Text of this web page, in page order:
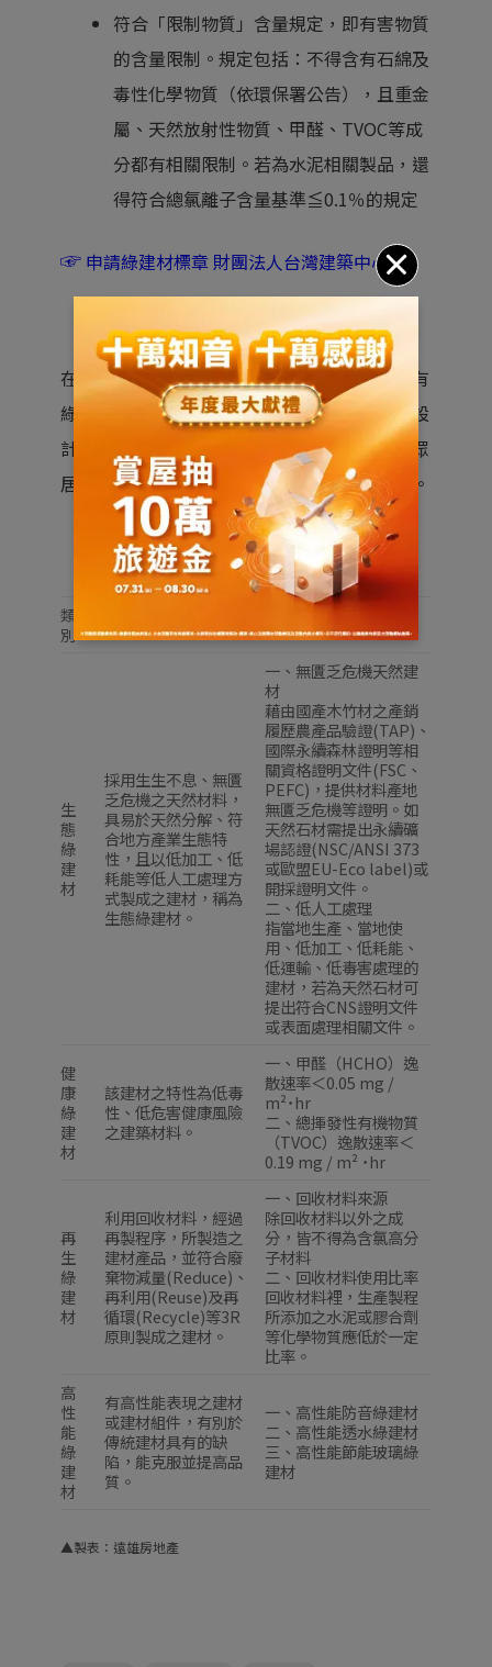
符合「限制物質」含量規定，即有害物質
的含量限制。規定包括：不得含有石綿及
毒性化學物質（依環保署公告），且重金
屬、天然放射性物質、甲醛、TVOC等成
分都有相關限制。若為水泥相關製品，還
得符合總氯離子含量基準≦0.1％的規定
☞ 申請綠建材標章 財團法人台灣建築中心
在內政部建築研究所帶動下，目前已有許多擁有
綠建材標章的產品可供消費大眾選擇，從房屋設
計、裝潢、施工初期就挑選合適建材，期望大眾
居家長保健康，也降低對地球生態環境的衝擊。
類
別
生
態
綠
建
材
採用生生不息、無匱
乏危機之天然材料，
具易於天然分解、符
合地方產業生態特
性，且以低加工、低
耗能等低人工處理方
式製成之建材，稱為
生態綠建材。
一、無匱乏危機天然建
材
藉由國產木竹材之產銷
履歷農產品驗證(TAP)、
國際永續森林證明等相
關資格證明文件(FSC、
PEFC)，提供材料產地
無匱乏危機等證明。如
天然石材需提出永續礦
場認證(NSC/ANSI 373
或歐盟EU-Eco label)或
開採證明文件。
二、低人工處理
指當地生產、當地使
用、低加工、低耗能、
低運輸、低毒害處理的
建材，若為天然石材可
提出符合CNS證明文件
或表面處理相關文件。
健
康
綠
建
材
該建材之特性為低毒
性、低危害健康風險
之建築材料。
一、甲醛（HCHO）逸
散速率＜0.05 mg /
m²˙hr
二、總揮發性有機物質
（TVOC）逸散速率＜
0.19 mg / m² ˙hr
再
生
綠
建
材
利用回收材料，經過
再製程序，所製造之
建材產品，並符合廢
棄物減量(Reduce)、
再利用(Reuse)及再
循環(Recycle)等3R
原則製成之建材。
一、回收材料來源
除回收材料以外之成
分，皆不得為含氯高分
子材料
二、回收材料使用比率
回收材料裡，生產製程
所添加之水泥或膠合劑
等化學物質應低於一定
比率。
高
性
能
綠
建
材
有高性能表現之建材
或建材組件，有別於
傳統建材具有的缺
陷，能克服並提高品
質。
一、高性能防音綠建材
二、高性能透水綠建材
三、高性能節能玻璃綠
建材
▲製表 ：遠雄房地產